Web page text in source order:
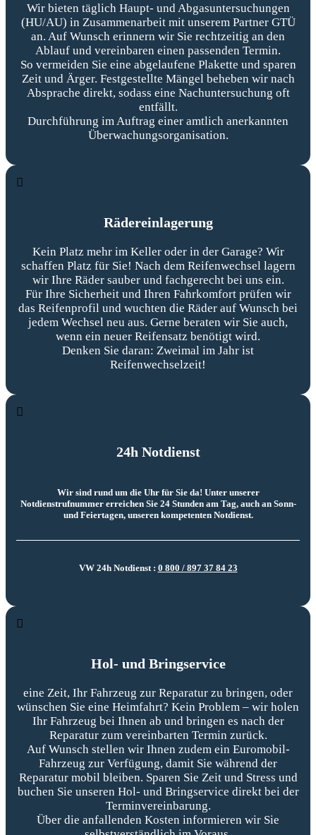
Wir bieten täglich Haupt- und Abgasuntersuchungen
(HU/AU) in Zusammenarbeit mit unserem Partner GTÜ
an. Auf Wunsch erinnern wir Sie rechtzeitig an den
Ablauf und vereinbaren einen passenden Termin.
So vermeiden Sie eine abgelaufene Plakette und sparen
Zeit und Ärger. Festgestellte Mängel beheben wir nach
Absprache direkt, sodass eine Nachuntersuchung oft
entfällt.
Durchführung im Auftrag einer amtlich anerkannten
Überwachungsorganisation.
Rädereinlagerung
Kein Platz mehr im Keller oder in der Garage? Wir
schaffen Platz für Sie! Nach dem Reifenwechsel lagern
wir Ihre Räder sauber und fachgerecht bei uns ein.
Für Ihre Sicherheit und Ihren Fahrkomfort prüfen wir
das Reifenprofil und wuchten die Räder auf Wunsch bei
jedem Wechsel neu aus. Gerne beraten wir Sie auch,
wenn ein neuer Reifensatz benötigt wird.
Denken Sie daran: Zweimal im Jahr ist
Reifenwechselzeit!
24h Notdienst
Wir sind rund um die Uhr für Sie da! Unter unserer
Notdienstrufnummer erreichen Sie 24 Stunden am Tag, auch an Sonn-
und Feiertagen, unseren kompetenten Notdienst.
VW 24h Notdienst : 0 800 / 897 37 84 23
Hol- und Bringservice
eine Zeit, Ihr Fahrzeug zur Reparatur zu bringen, oder
wünschen Sie eine Heimfahrt? Kein Problem – wir holen
Ihr Fahrzeug bei Ihnen ab und bringen es nach der
Reparatur zum vereinbarten Termin zurück.
Auf Wunsch stellen wir Ihnen zudem ein Euromobil-
Fahrzeug zur Verfügung, damit Sie während der
Reparatur mobil bleiben. Sparen Sie Zeit und Stress und
buchen Sie unseren Hol- und Bringservice direkt bei der
Terminvereinbarung.
Über die anfallenden Kosten informieren wir Sie